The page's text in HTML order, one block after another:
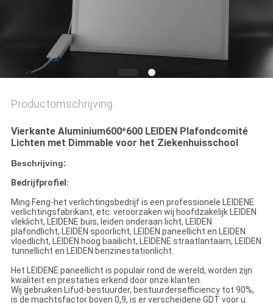
Productomschrijving
Vierkante Aluminium600*600 LEIDEN Plafondcomité
Lichten met Dimmable voor het Ziekenhuisschool
Beschrijving:
Bedrijfprofiel:
Ming Feng-het verlichtingsbedrijf is een professionele LEIDENE
verlichtingsfabrikant, etc. veroorzaken wij hoofdzakelijk LEIDEN
vleklicht, LEIDENE buis, leiden onderaan licht, LEIDEN
plafondlicht, LEIDEN spoorlicht, LEIDEN paneellicht en LEIDEN
vloedlicht, LEIDEN hoog baailicht, LEIDENE straatlantaarn, LEIDEN
tunnellicht en LEIDEN benzinestationlicht.
Het LEIDENE paneellicht is populair rond de wereld, worden zijn
kwaliteit en prestaties erkend door onze klanten.
Wij gebruiken Lifud-bestuurder, bestuurdersefficiency tot 90%,
is de machtsfactor boven 0,9, is er verscheidene GDT voor u